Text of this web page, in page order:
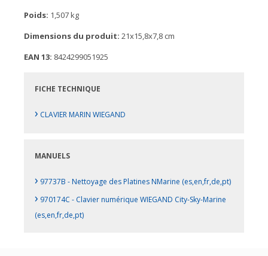
Poids: 1,507 kg
Dimensions du produit: 21x15,8x7,8 cm
EAN 13: 8424299051925
FICHE TECHNIQUE
› CLAVIER MARIN WIEGAND
MANUELS
› 97737B - Nettoyage des Platines NMarine (es,en,fr,de,pt)
› 970174C - Clavier numérique WIEGAND City-Sky-Marine
(es,en,fr,de,pt)